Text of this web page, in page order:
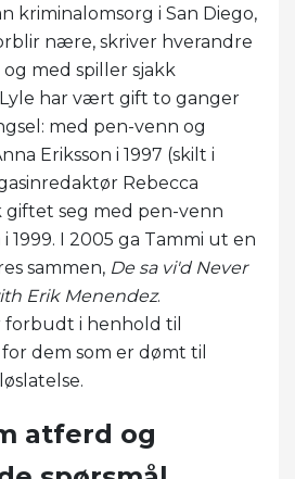
kriminalomsorg i San Diego,
nære, skriver hverandre
med spiller sjakk
har vært gift to ganger
med pen-venn og
Eriksson i 1997 (skilt i
Rebecca
giftet seg med pen-venn
1999. I 2005 ga Tammi ut en
sammen, De sa vi'd Never
Erik Menendez.
forbudt i henhold til
dem som er dømt til
atferd og